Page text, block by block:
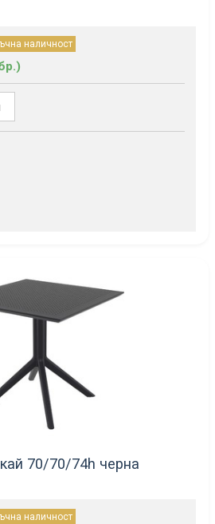
наличност
70/70/74h черна
наличност